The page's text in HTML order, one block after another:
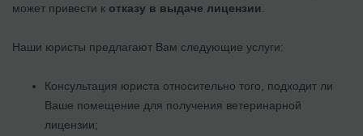
может привести к отказу в выдаче лицензии
Наши юристы предлагают Вам следующие услуги:
Консультация юриста относительно того, подходит ли
Ваше помещение для получения ветеринарной
лицензии;